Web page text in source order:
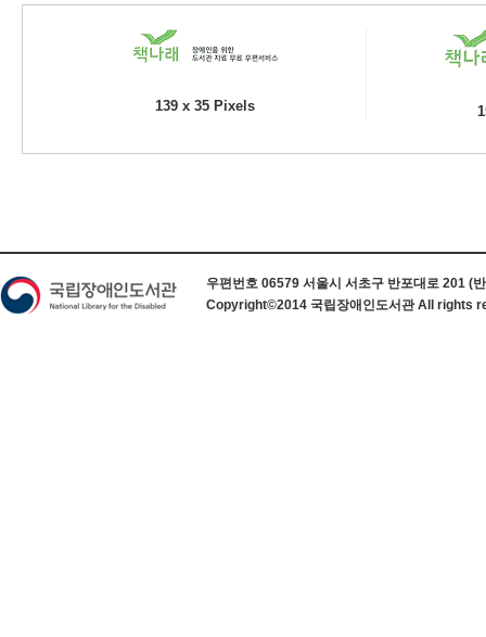
139 x 35 Pixels
우편번호 06579 서울시 서초구 반포대로 201 (
Copyright©2014 국립장애인도서관 All rights